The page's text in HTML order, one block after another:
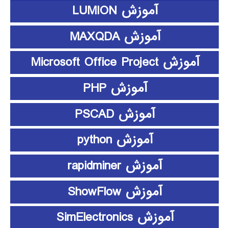
آموزش LUMION
آموزش MAXQDA
آموزش Microsoft Office Project
آموزش PHP
آموزش PSCAD
آموزش python
آموزش rapidminer
آموزش ShowFlow
آموزش SimElectronics